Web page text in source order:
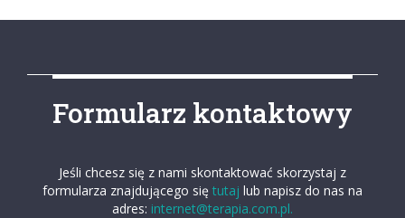
Formularz kontaktowy
Jeśli chcesz się z nami skontaktować skorzystaj z
formularza znajdującego się tutaj lub napisz do nas na
adres: internet@terapia.com.pl.